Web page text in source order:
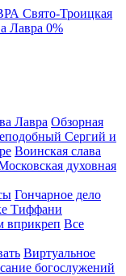
Свято-Троицкая
Лавра 0%
Лавра Обзорная
Сергий и
Воинская слава
духовная
Гончарное дело
Тиффани
вприкреп Все
Виртуальное
богослужений